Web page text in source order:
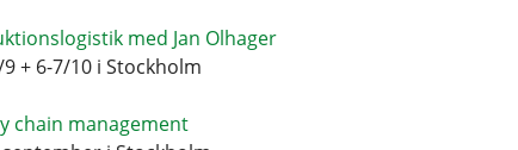
med Jan Olhager
+ 6-7/10 i Stockholm
chain management